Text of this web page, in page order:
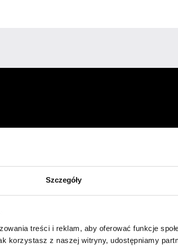
Szczegóły
treści i reklam, aby oferować funkcje
korzystasz z naszej witryny, udostępniamy
Szpilka